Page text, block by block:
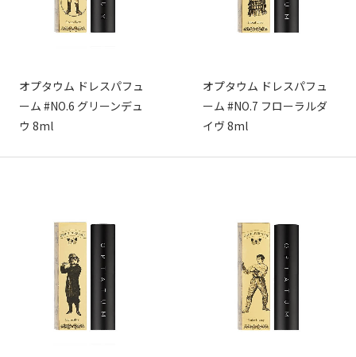
オプタウム ドレスパフュ
ーム #NO.6 グリーンデュ
ウ 8ml
オプタウム ドレスパフュ
ーム #NO.7 フローラルダ
イヴ 8ml